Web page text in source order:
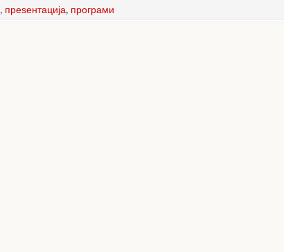
, преѕентација, програми